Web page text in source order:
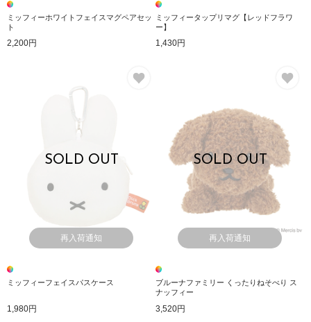
ミッフィーホワイトフェイスマグペアセッ
ト
2,200円
ミッフィータップリマグ【レッドフラワ
ー】
1,430円
SOLD OUT
再入荷通知
ミッフィーフェイスパスケース
1,980円
SOLD OUT
再入荷通知
ブルーナファミリー くったりねそべり ス
ナッフィー
3,520円